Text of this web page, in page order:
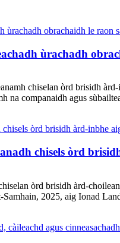
ùrachadh
chiselan òrd brisidh
na companaidh agus
chisels òrd
òrd brisidh àrd-
2025, aig Ionad